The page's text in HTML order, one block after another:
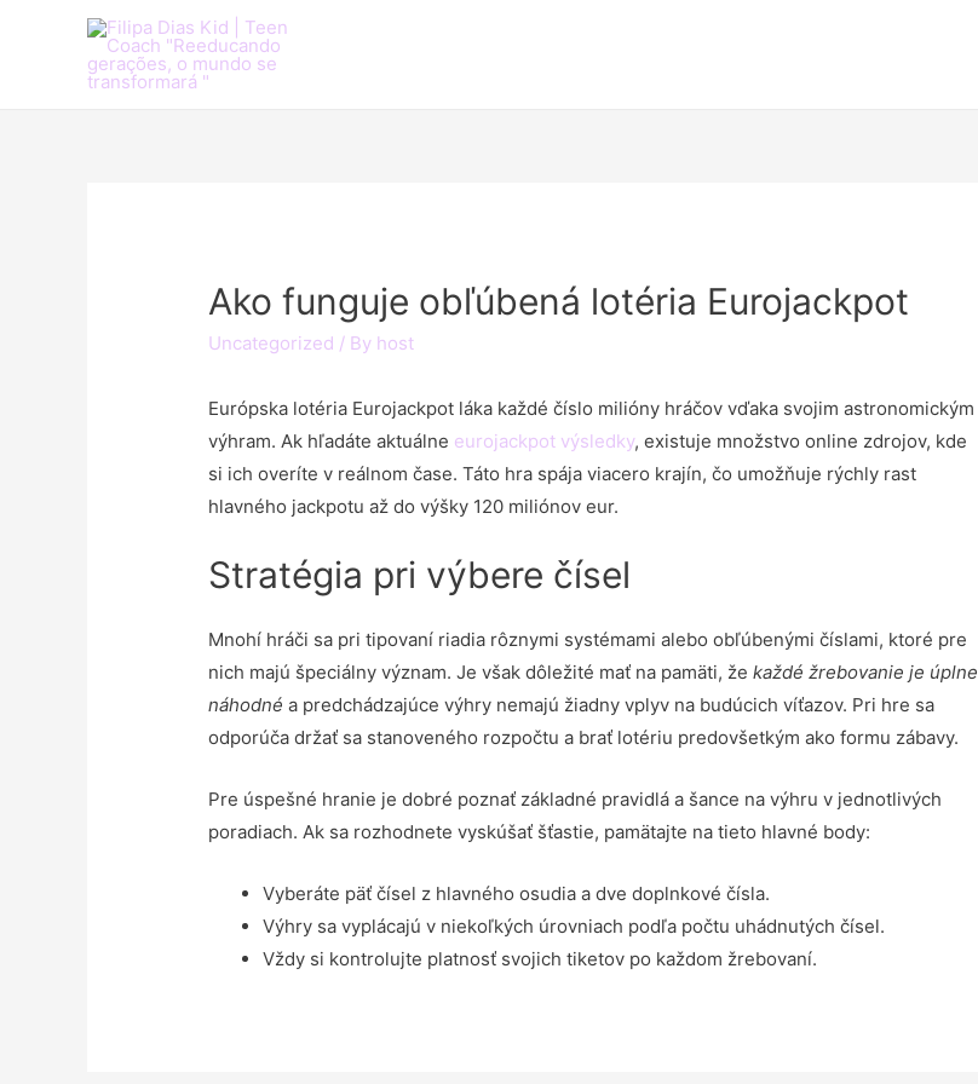
Ako funguje obľúbená lotéria Eurojackpot
Uncategorized / By host
Európska lotéria Eurojackpot láka každé číslo milióny hráčov vďaka svojim astronomickým
výhram. Ak hľadáte aktuálne eurojackpot výsledky, existuje množstvo online zdrojov, kde
si ich overíte v reálnom čase. Táto hra spája viacero krajín, čo umožňuje rýchly rast
hlavného jackpotu až do výšky 120 miliónov eur.
Stratégia pri výbere čísel
Mnohí hráči sa pri tipovaní riadia rôznymi systémami alebo obľúbenými číslami, ktoré pre
nich majú špeciálny význam. Je však dôležité mať na pamäti, žekaždé žrebovanie je úplne
náhodné a predchádzajúce výhry nemajú žiadny vplyv na budúcich víťazov. Pri hre sa
odporúča držať sa stanoveného rozpočtu a brať lotériu predovšetkým ako formu zábavy.
Pre úspešné hranie je dobré poznať základné pravidlá a šance na výhru v jednotlivých
poradiach. Ak sa rozhodnete vyskúšať šťastie, pamätajte na tieto hlavné body:
Vyberáte päť čísel z hlavného osudia a dve doplnkové čísla.
Výhry sa vyplácajú v niekoľkých úrovniach podľa počtu uhádnutých čísel.
Vždy si kontrolujte platnosť svojich tiketov po každom žrebovaní.